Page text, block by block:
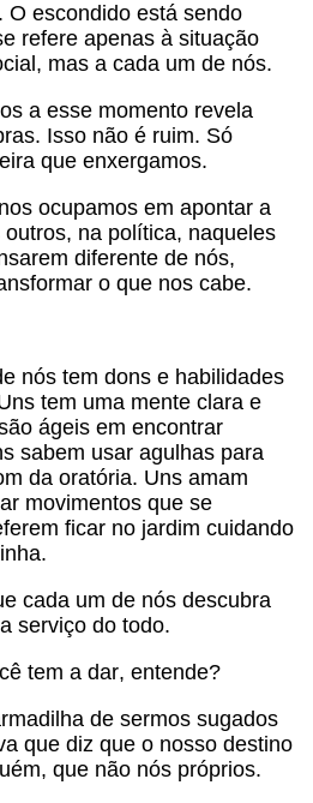
O escondido está sendo
refere apenas à situação
mas a cada um de nós.
a esse momento revela
Isso não é ruim. Só
que enxergamos.
ocupamos em apontar a
na política, naqueles
diferente de nós,
o que nos cabe.
nós tem dons e habilidades
tem uma mente clara e
ágeis em encontrar
sabem usar agulhas para
da oratória. Uns amam
movimentos que se
ficar no jardim cuidando
cada um de nós descubra
serviço do todo.
tem a dar, entende?
de sermos sugados
que diz que o nosso destino
que não nós próprios.